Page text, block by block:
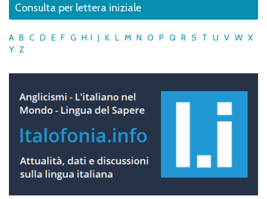
Consulta per lettera iniziale
A B C D E F G H I J K L M N O P Q R S T U V W X
Y Z